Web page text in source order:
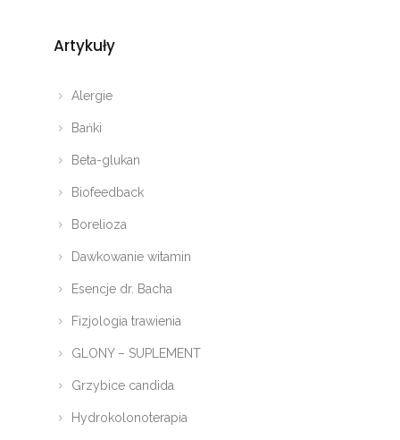
Artykuły
Alergie
Bańki
Beta-glukan
Biofeedback
Borelioza
Dawkowanie witamin
Esencje dr. Bacha
Fizjologia trawienia
GLONY – SUPLEMENT
Grzybice candida
Hydrokolonoterapia